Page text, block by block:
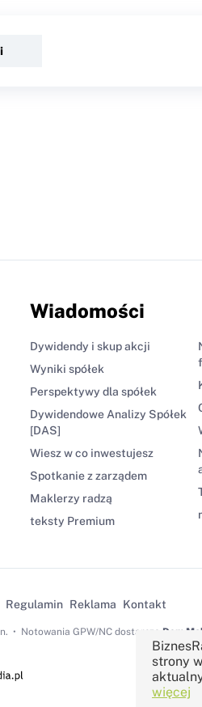
Wiadomości
Dywidendy i skup akcji
Wyniki spółek
Perspektywy dla spółek
Dywidendowe Analizy Spółek
[DAS]
Wiesz w co inwestujesz
Spotkanie z zarządem
Maklerzy radzą
teksty Premium
Regulamin Reklama Kontakt
Notowania GPW/NC dostarcza Dom
strony
więcej